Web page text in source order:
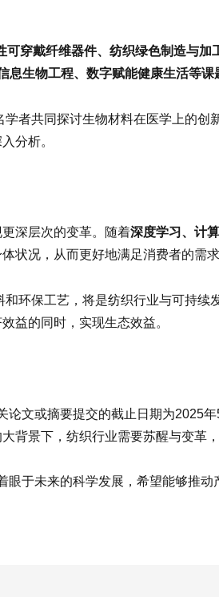
可穿戴纤维器件、纺织绿色制造与加
息生物工程、数字赋能健康生活等课
者共同探讨生物材料在医学上的创
分析。
深层次的变革。随着深度学习、计
状况，从而更好地满足消费者的需求
环保工艺，将是纺织行业与可持
益的同时，实现生态效益。
文或摘要提交的截止日期为2025
背景下，纺织行业需要苏醒与变革
于未来的科学发展，希望能够推